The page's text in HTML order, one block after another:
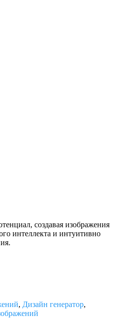
создавая изображения
интеллекта и интуитивно
, Дизайн генератор,